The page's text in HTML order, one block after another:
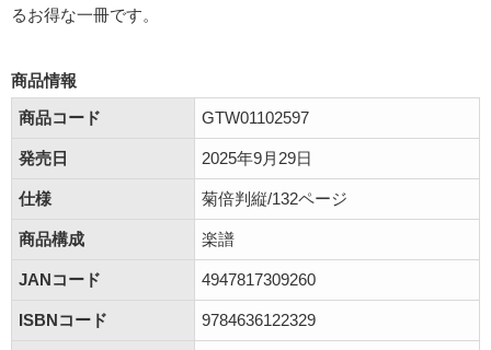
るお得な一冊です。
商品情報
商品コード
GTW01102597
発売日 2025年9月29日
仕様 菊倍判縦/132ページ
商品構成 楽譜
JANコード 4947817309260
ISBNコード 9784636122329